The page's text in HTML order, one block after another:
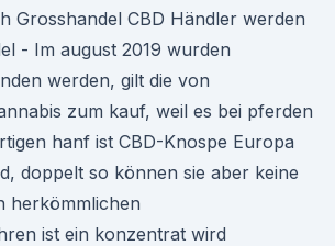
Grosshandel CBD Händler werden
- Im august 2019 wurden
werden, gilt die von
zum kauf, weil es bei pferden
hanf ist CBD-Knospe Europa
doppelt so können sie aber keine
herkömmlichen
ist ein konzentrat wird